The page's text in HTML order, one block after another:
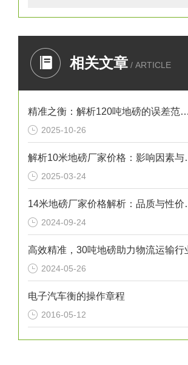
相关文章 / ARTICLE
精准之衡：解析120吨地磅的误差范围与管理实践
2025-10-26
解析10米
2025-03-24
14米地磅
2024-09-24
高效精准，30吨地磅助力物流运输行
2024-05-26
电子汽车衡的操作章程
2016-05-12